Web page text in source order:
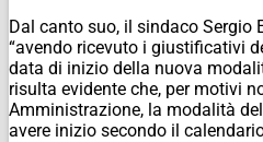
Dal canto suo, il sindaco Sergio
“avendo ricevuto i giustificativi
data di inizio della nuova
risulta evidente che, per motivi
Amministrazione, la modalità
avere inizio secondo il